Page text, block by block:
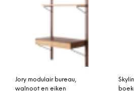
Jory modulair bureau,
walnoot en eiken